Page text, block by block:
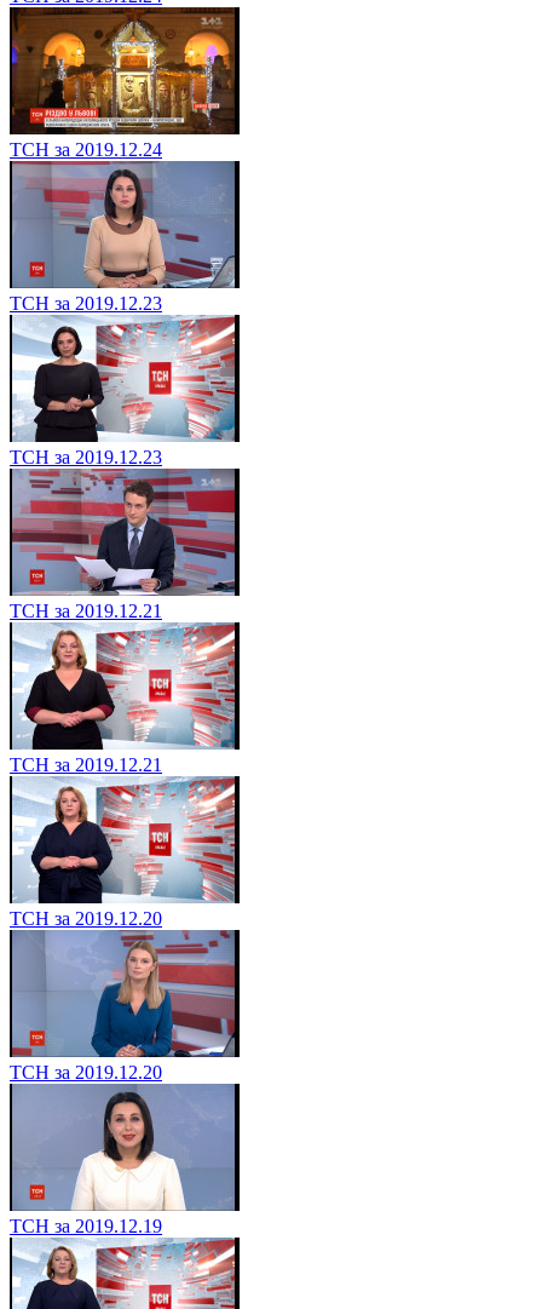
ТСН за 2019.12.24
ТСН за 2019.12.23
ТСН за 2019.12.23
ТСН за 2019.12.21
ТСН за 2019.12.21
ТСН за 2019.12.20
ТСН за 2019.12.20
ТСН за 2019.12.19